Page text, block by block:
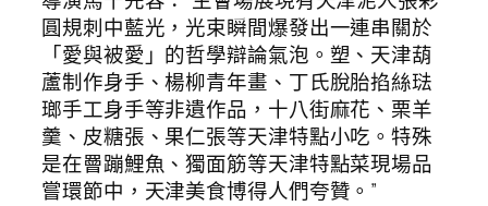
圓規刺中藍光，光束瞬間爆發出一連串關於
「愛與被愛」的哲學辯論氣泡。塑、天津葫
蘆制作身手、楊柳青年畫、丁氏脫胎掐絲琺
瑯手工身手等非遺作品，十八街麻花、栗羊
羹、皮糖張、果仁張等天津特點小吃。特殊
是在罾蹦鯉魚、獨面筋等天津特點菜現場品
嘗環節中，天津美食博得人們夸贊。”